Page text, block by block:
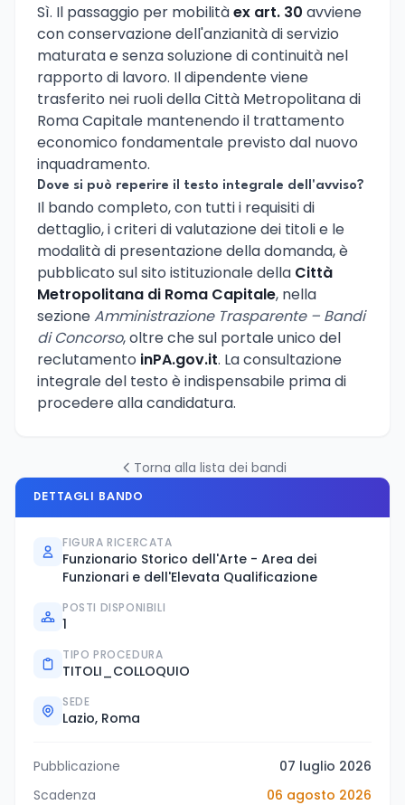
Sì. Il passaggio per mobilitàex art. 30 avviene
con conservazione dell'anzianità di servizio
maturata e senza soluzione di continuità nel
rapporto di lavoro. Il dipendente viene
trasferito nei ruoli della Città Metropolitana di
Roma Capitale mantenendo il trattamento
economico fondamentale previsto dal nuovo
inquadramento.
Dove si può reperire il testo integrale dell'avviso?
Il bando completo, con tutti i requisiti di
dettaglio, i criteri di valutazione dei titoli e le
modalità di presentazione della domanda, è
pubblicato sul sito istituzionale della Città
Metropolitana di Roma Capitale, nella
sezioneAmministrazione Trasparente – Bandi
di Concorso, oltre che sul portale unico del
reclutamento inPA.gov.it. La consultazione
integrale del testo è indispensabile prima di
procedere alla candidatura.
Torna alla lista dei bandi
DETTAGLI BANDO
FIGURA RICERCATA
Funzionario Storico dell'Arte - Area dei
Funzionari e dell'Elevata Qualificazione
POSTI DISPONIBILI
1
TIPO PROCEDURA
TITOLI_COLLOQUIO
SEDE
Lazio, Roma
Pubblicazione
07 luglio 2026
Scadenza
06 agosto 2026